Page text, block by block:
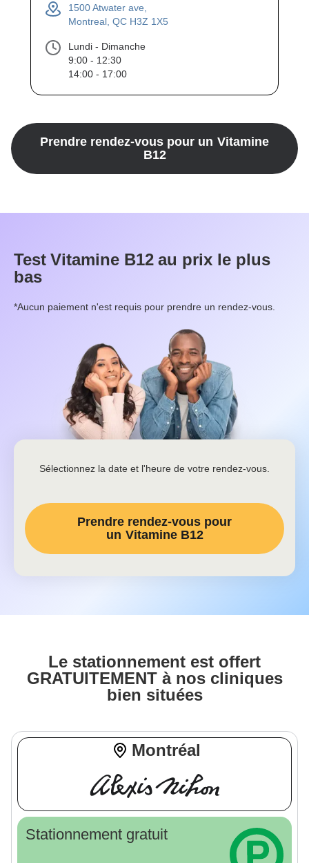
1500 Atwater ave,
Montreal, QC H3Z 1X5
Lundi - Dimanche
9:00 - 12:30
14:00 - 17:00
Prendre rendez-vous pour un Vitamine
B12
Test Vitamine B12 au prix le plus
bas
*Aucun paiement n'est requis pour prendre un rendez-vous.
Sélectionnez la date et l'heure de votre rendez-vous.
Prendre rendez-vous pour
un Vitamine B12
Le stationnement est offert
GRATUITEMENT à nos cliniques
bien situées
Montréal
Stationnement gratuit